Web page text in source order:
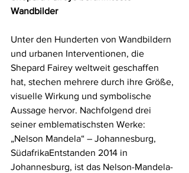
Wandbilder
Unter den Hunderten von Wandbildern
und urbanen Interventionen, die
Shepard Fairey weltweit geschaffen
hat, stechen mehrere durch ihre Größe,
visuelle Wirkung und symbolische
Aussage hervor. Nachfolgend drei
seiner emblematischsten Werke:
„Nelson Mandela“ – Johannesburg,
SüdafrikaEntstanden 2014 in
Johannesburg, ist das Nelson-Mandela-